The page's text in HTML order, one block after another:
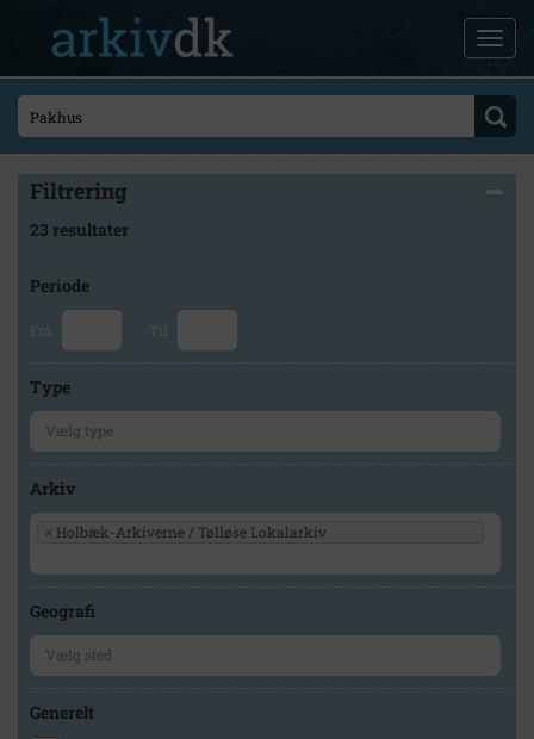
Filtrering
23 resultater
Periode
Fra Til
Type
Arkiv
× Holbæk-Arkiverne / Tølløse Lokalarkiv
Geografi
Generelt